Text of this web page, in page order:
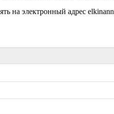
на электронный адресelkinann